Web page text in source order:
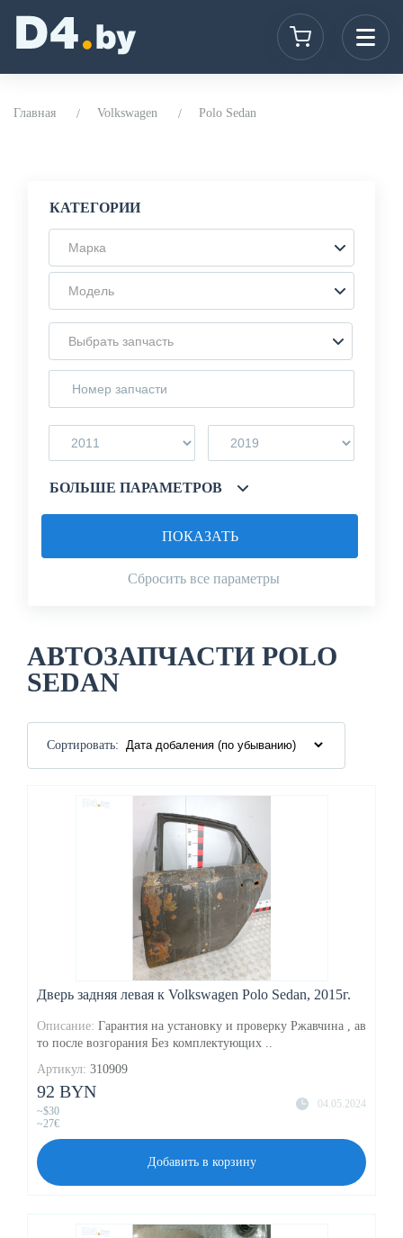
Главная Volkswagen Polo Sedan
КАТЕГОРИИ
Марка
Модель
Выбрать запчасть
БОЛЬШЕ ПАРАМЕТРОВ
Сбросить все параметры
ПОКАЗАТЬ
АВТОЗАПЧАСТИ POLO
SEDAN
Сортировать:
Дверь задняя левая к Volkswagen Polo Sedan, 2015г.
Описание: Гарантия на установку и проверку Ржавчина , ав
то после возгорания Без комплектующих ..
Артикул: 310909
04.05.2024
92 BYN
~$30
~27€
Добавить в корзину